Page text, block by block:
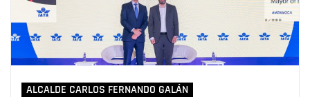
ALCALDE CARLOS FERNANDO GALÁN